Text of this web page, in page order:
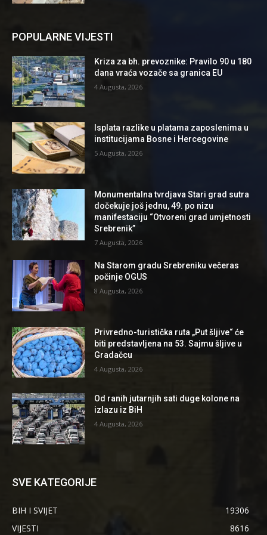
POPULARNE VIJESTI
Kriza za bh. prevoznike: Pravilo 90 u 180
dana vraća vozače sa granica EU
4 Augusta, 2026
Isplata razlike u platama zaposlenima u
institucijama Bosne i Hercegovine
5 Augusta, 2026
Monumentalna tvrdjava Stari grad sutra
dočekuje još jednu, 49. po nizu
manifestaciju “Otvoreni grad umjetnosti
Srebrenik”
7 Augusta, 2026
Na Starom gradu Srebreniku večeras
počinje OGUS
8 Augusta, 2026
Privredno-turistička ruta „Put šljive“ će
biti predstavljena na 53. Sajmu šljive u
Gradačcu
4 Augusta, 2026
Od ranih jutarnjih sati duge kolone na
izlazu iz BiH
4 Augusta, 2026
SVE KATEGORIJE
BIH I SVIJET
19306
VIJESTI
8616